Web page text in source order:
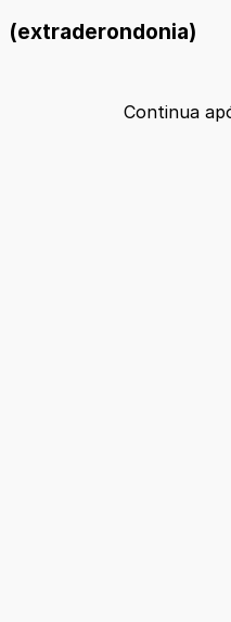
(extraderondonia)
Continua